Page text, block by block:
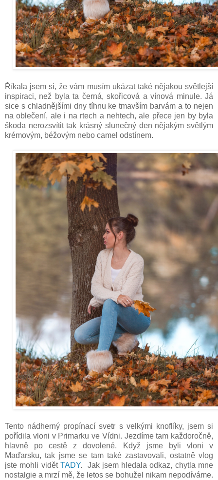
Říkala jsem si, že vám musím ukázat také nějakou světlejší
inspiraci, než byla ta černá, skořicová a vínová minule. Já
sice s chladnějšími dny tíhnu ke tmavším barvám a to nejen
na oblečení, ale i na rtech a nehtech, ale přece jen by byla
škoda nerozsvítit tak krásný slunečný den nějakým světlým
krémovým, béžovým nebo camel odstínem.
Tento nádherný propínací svetr s velkými knoflíky, jsem si
pořídila vloni v Primarku ve Vídni. Jezdíme tam každoročně,
hlavně po cestě z dovolené. Když jsme byli vloni v
Maďarsku, tak jsme se tam také zastavovali, ostatně vlog
jste mohli vidět TADY. Jak jsem hledala odkaz, chytla mne
nostalgie a mrzí mě, že letos se bohužel nikam nepodíváme.